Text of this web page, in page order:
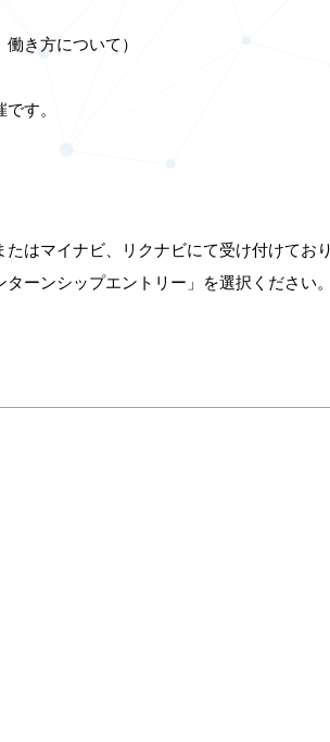
き方について）
す。
たはマイナビ、リクナビにて受け付けてお
ーンシップエントリー」を選択ください。